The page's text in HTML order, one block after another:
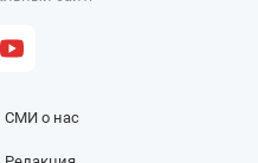
СМИ о нас